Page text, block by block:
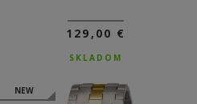
129,00 €
SKLADOM
NEW